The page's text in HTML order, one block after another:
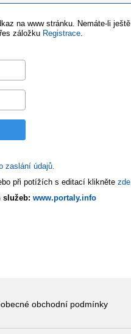
na www stránku. Nemáte-li ještě
záložku Registrace
zaslání údajů.
při potížích s editací klikněte zde
služeb: www.portaly.info
obchodní podmínky